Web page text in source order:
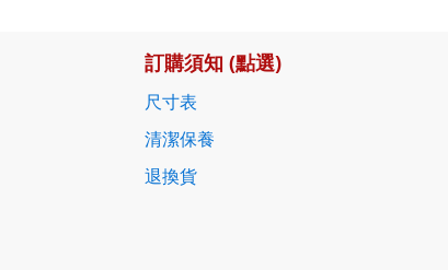
訂購須知 (點選)
尺寸表
清潔保養
退換貨